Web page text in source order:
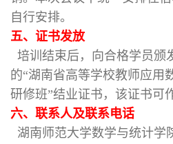
自行安排。
五、证书发放
培训结束后，向合格学员颁
的“湖南省高等学校教师应用
研修班”结业证书，该证书可
六、联系人及联系电话
湖南师范大学数学与统计学